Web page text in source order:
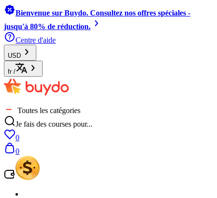
Bienvenue sur Buydo. Consultez nos offres spéciales -
jusqu'à 80% de réduction.
Centre d'aide
USD
fr /
Toutes les catégories
Je fais des courses pour...
0
0